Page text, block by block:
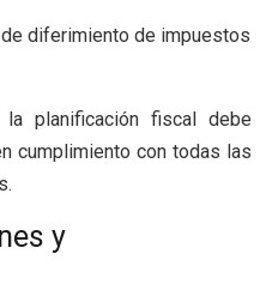
diferimiento de impuestos
planificación fiscal debe
cumplimiento con todas las
y